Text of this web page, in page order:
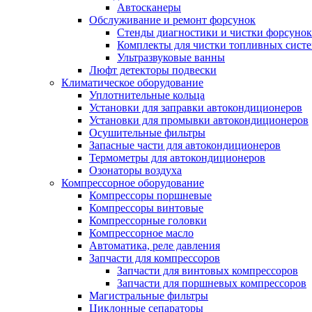
Автосканеры
Обслуживание и ремонт форсунок
Стенды диагностики и чистки форсунок
Комплекты для чистки топливных
Ультразвуковые ванны
Люфт детекторы подвески
Климатическое оборудование
Уплотнительные кольца
Установки для заправки автокондиционеров
Установки для промывки автокондиционеров
Осушительные фильтры
Запасные части для автокондиционеров
Термометры для автокондиционеров
Озонаторы воздуха
Компрессорное оборудование
Компрессоры поршневые
Компрессоры винтовые
Компрессорные головки
Компрессорное масло
Автоматика, реле давления
Запчасти для компрессоров
Запчасти для винтовых компрессоров
Запчасти для поршневых компрессоров
Магистральные фильтры
Циклонные сепараторы